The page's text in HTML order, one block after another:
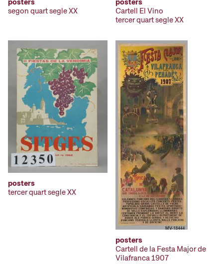
segon quart segle XX
Cartell El Vino
tercer quart segle XX
posters
tercer quart segle XX
posters
Cartell de la Festa Major de
Vilafranca 1907